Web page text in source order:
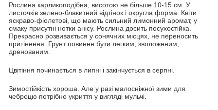
Рослина карликоподібна, висотою не більше 10-15 см. У
листочків зелено-блакитний відтінок і округла форма. Квіти
яскраво-фіолетові, що мають сильний лимонний аромат, у
смаку присутні нотки анісу. Рослина досить посухостійка.
Прекрасно розвивається у сонячних місцях, не переносить
притінення. Грунт повинен бути легким, зволоженим,
дренованим.
Цвітіння починається в липні і закінчується в серпні.
Зимостійкість хороша. Але у разі малосніжної зими для
чебрецю потрібно укриття у вигляді мульчі.